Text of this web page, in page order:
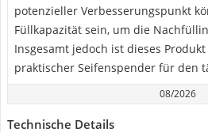
potenzieller Verbesserungspunkt
Füllkapazität sein, um die
Insgesamt jedoch ist dieses
praktischer Seifenspender für den
08/2026
Technische Details